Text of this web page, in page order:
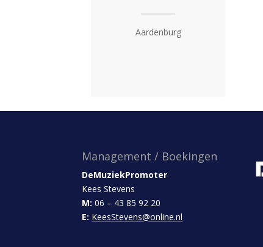
Aardenburg
Management / Boekingen
DeMuziekPromoter
Kees Stevens
M: 06 – 43 85 92 20
E: KeesStevens@online.nl